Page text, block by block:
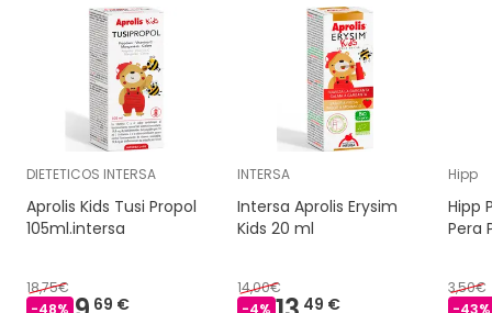
DIETETICOS INTERSA
Aprolis Kids Tusi Propol
105ml.intersa
18,75€
69 €
INTERSA
Intersa Aprolis Erysim
Kids 20 ml
14,00€
49 €
Hipp
Hipp
Pera
3,50€